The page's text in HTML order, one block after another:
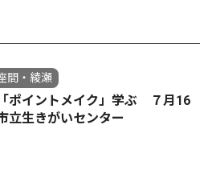
間・綾瀬
ポイントメイク」学ぶ ７月16
立生きがいセンター